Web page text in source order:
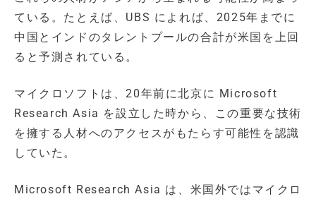
ている。たとえば、UBS によれば、2025年までに
中国とインドのタレントプールの合計が米国を上回
ると予測されている。
マイクロソフトは、20年前に北京に Microsoft
Research Asia を設立した時から、この重要な技術
を擁する人材へのアクセスがもたらす可能性を認識
していた。
Microsoft Research Asia は、米国外ではマイクロ